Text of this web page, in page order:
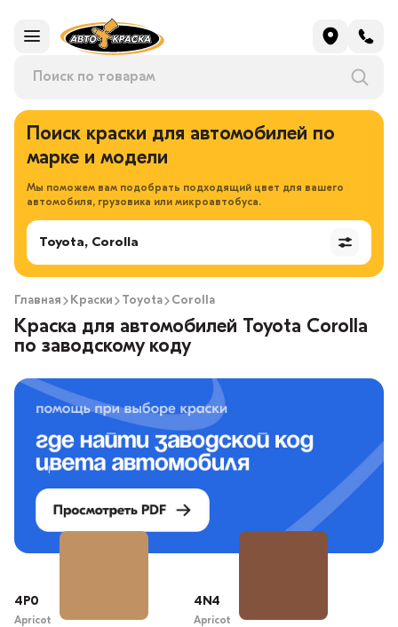
Поиск краски для автомобилей по
марке и модели
Мы поможем вам подобрать подходящий цвет для вашего
автомобиля, грузовика или микроавтобуса.
Toyota, Corolla
Главная Краски Toyota Corolla
Краска для автомобилей Toyota Corolla
по заводскому коду
4P0
Apricot
4N4
Apricot